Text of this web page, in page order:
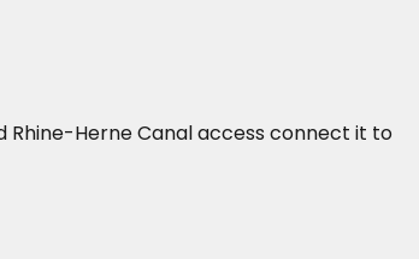
Rhine-Herne Canal access connect it to